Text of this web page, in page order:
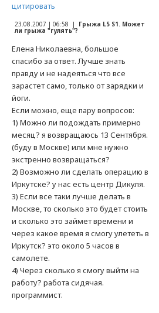
цитировать
23.08.2007 | 06:58 | Грыжа L5 S1. Может
ли грыжа "гулять"?
Елена Николаевна, большое
спасибо за ответ. Лучше знать
правду и не надеяться что все
зарастет само, только от зарядки и
йоги.
Если можно, еще пару вопросов:
1) Можно ли подождать примерно
месяц? я возвращаюсь 13 Сентября.
(буду в Москве) или мне нужно
экстренно возвращаться?
2) Возможно ли сделать операцию в
Иркутске? у нас есть центр Дикуля.
3) Если все таки лучше делать в
Москве, то сколько это будет стоить
и сколько это займет времени и
через какое время я смогу улететь в
Иркутск? это около 5 часов в
самолете.
4) Через сколько я смогу выйти на
работу? работа сидячая.
программист.